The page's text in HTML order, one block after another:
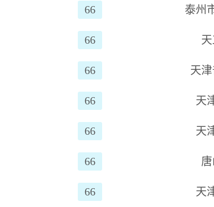
66 泰州
66
66 天
66 天
66 天
66
66 天